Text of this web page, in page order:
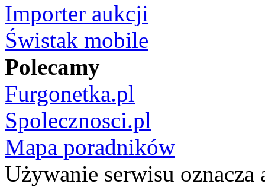
Importer aukcji
Świstak mobile
Polecamy
Furgonetka.pl
Spolecznosci.pl
Mapa poradników
Używanie serwisu oznacza